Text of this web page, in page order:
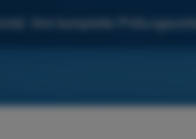
Ihre komplette